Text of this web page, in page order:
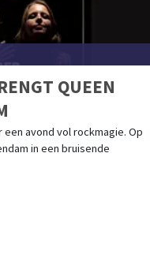
QUEEN
een avond vol rockmagie. Op
in een bruisende